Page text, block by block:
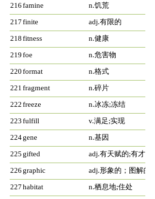
216famine n.饥荒
217finite adj.有限的
218fitness n.健康
219foe n.危害物
220format n.格式
221 fragment n.碎片
222freeze n.冰冻;冻结
223fulfill v.满足;实现
224gene n.基因
225 gifted adj.有天赋的;有才华
226 graphic adj.形象的；图解的
227habitat n.栖息地;住处